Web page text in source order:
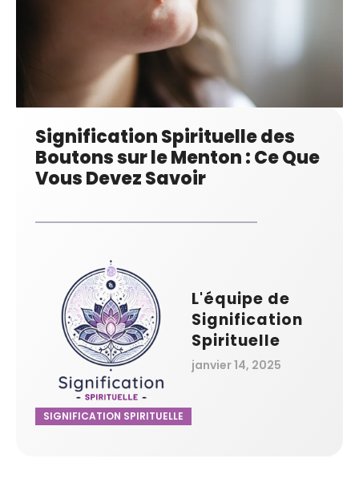
Signification Spirituelle des
Boutons sur le Menton : Ce Que
Vous Devez Savoir
L'équipe de
Signification
Spirituelle
janvier 14, 2025
SIGNIFICATION SPIRITUELLE